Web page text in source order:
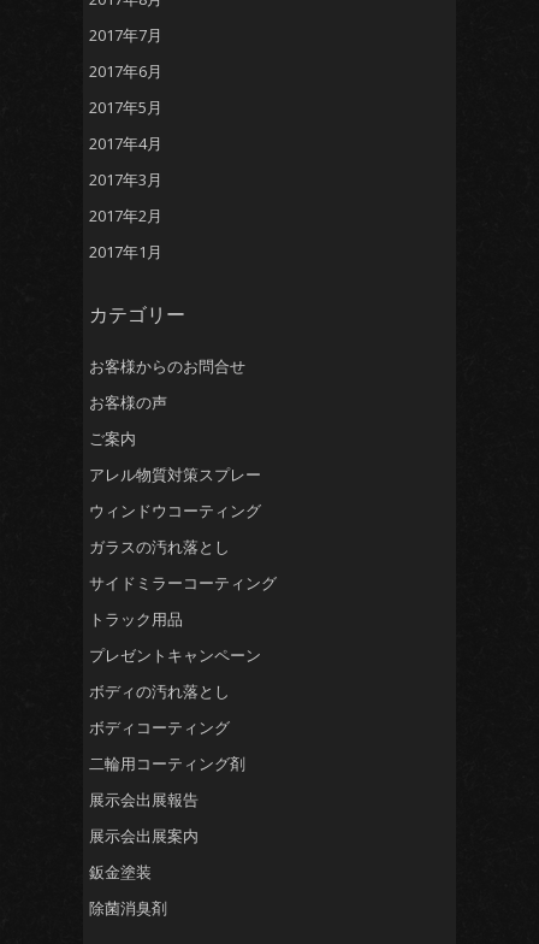
2017年7月
2017年6月
2017年5月
2017年4月
2017年3月
2017年2月
2017年1月
カテゴリー
お客様からのお問合せ
お客様の声
ご案内
アレル物質対策スプレー
ウィンドウコーティング
ガラスの汚れ落とし
サイドミラーコーティング
トラック用品
プレゼントキャンペーン
ボディの汚れ落とし
ボディコーティング
二輪用コーティング剤
展示会出展報告
展示会出展案内
鈑金塗装
除菌消臭剤